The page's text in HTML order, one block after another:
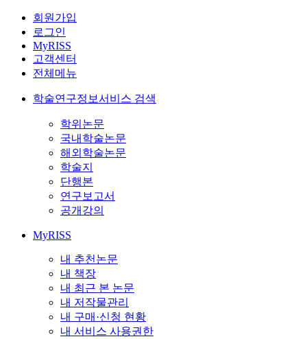
회원가입
로그인
MyRISS
고객센터
전체메뉴
학술연구정보서비스 검색
학위논문
국내학술논문
해외학술논문
학술지
단행본
연구보고서
공개강의
MyRISS
내 추천논문
내 책장
내 최근 본 논문
내 저작물관리
내 구매·신청 현황
내 서비스 사용권한